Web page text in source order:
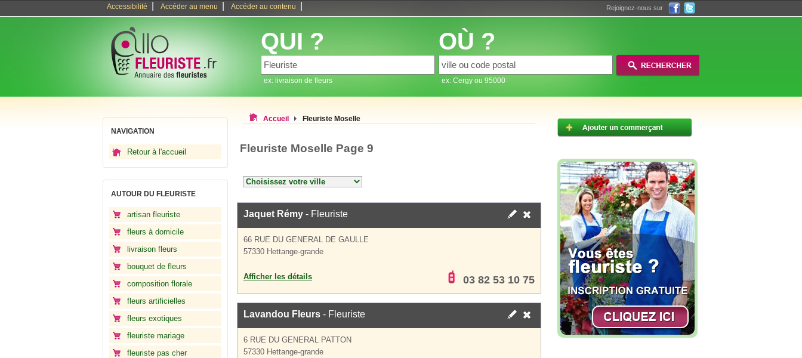
Accessibilité Accéder au menu Accéder au contenu Rejoignez-nous sur
QUI ?
ex: livraison de fleurs
OÙ ?
ex: Cergy ou 95000
NAVIGATION
Retour à l'accueil
AUTOUR DU FLEURISTE
artisan fleuriste
fleurs à domicile
livraison fleurs
bouquet de fleurs
composition florale
fleurs artificielles
fleurs exotiques
fleuriste mariage
fleuriste pas cher
Accueil Fleuriste Moselle
Fleuriste Moselle Page 9
Jaquet Rémy - Fleuriste
66 RUE DU GENERAL DE GAULLE
57330 Hettange-grande
Afficher les détails 03 82 53 10 75
Lavandou Fleurs - Fleuriste
6 RUE DU GENERAL PATTON
57330 Hettange-grande